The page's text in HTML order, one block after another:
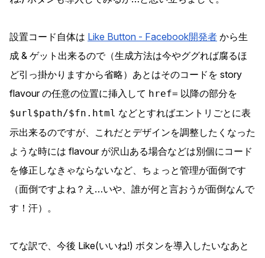
設置コード自体は Like Button - Facebook開発者 から生
成 & ゲット出来るので（生成方法は今やググれば腐るほ
ど引っ掛かりますから省略）あとはそのコードを story
flavour の任意の位置に挿入して href= 以降の部分を
$url$path/$fn.html などとすればエントリごとに表
示出来るのですが、これだとデザインを調整したくなった
ような時には flavour が沢山ある場合などは別個にコード
を修正しなきゃならないなど、ちょっと管理が面倒です
（面倒ですよね？え…いや、誰が何と言おうが面倒なんで
す！汗）。
てな訳で、今後 Like(いいね!) ボタンを導入したいなあと